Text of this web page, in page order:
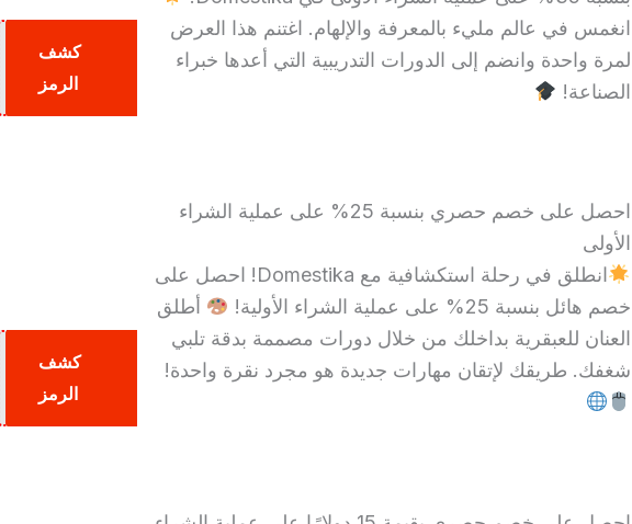
انغمس في عالم مليء بالمعرفة والإلهام. اغتنم هذا العرض
لمرة واحدة وانضم إلى الدورات التدريبية التي أعدها خبراء
الصناعة!
كشف
الرمز
احصل على خصم حصري بنسبة 25% على عملية الشراء
الأولى
انطلق في رحلة استكشافية مع Domestika! احصل على
خصم هائل بنسبة 25% على عملية الشراء الأولية!
أطلق
العنان للعبقرية بداخلك من خلال دورات مصممة بدقة تلبي
شغفك. طريقك لإتقان مهارات جديدة هو مجرد نقرة واحدة!
كشف
الرمز